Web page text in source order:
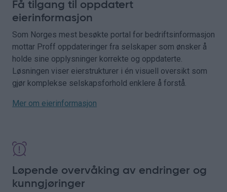
Få tilgang til oppdatert
eierinformasjon
Som Norges mest besøkte portal for bedriftsinformasjon
mottar Proff oppdateringer fra selskaper som ønsker å
holde sine opplysninger korrekte og oppdaterte.
Løsningen viser eierstrukturer i én visuell oversikt som
gjør komplekse selskapsforhold enklere å forstå.
Mer om eierinformasjon
Løpende overvåking av endringer og
kunngjøringer